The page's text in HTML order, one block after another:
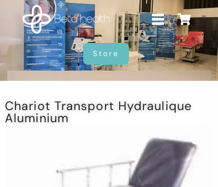
Store
Chariot Transport Hydraulique
Aluminium